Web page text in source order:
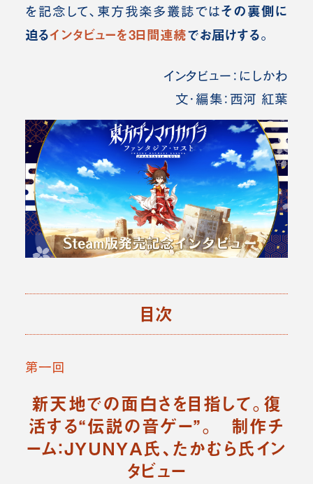
を記念して、東方我楽多叢誌ではその裏側に
迫るインタビューを3日間連続でお届けする。
インタビュー：にしかわ
文・編集：西河 紅葉
目次
第一回
新天地での面白さを目指して。復
活する“伝説の音ゲー”。 制作チ
ーム：JYUNYA氏、たかむら氏イン
タビュー